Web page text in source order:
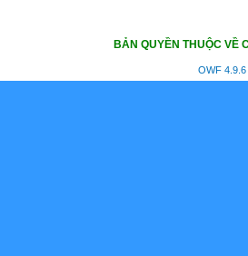
BẢN QUYỀN THUỘC VỀ
OWF 4.9.6